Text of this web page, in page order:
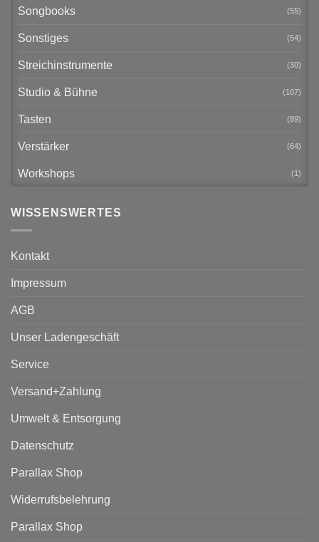
Songbooks (55)
Sonstiges (54)
Streichinstrumente (30)
Studio & Bühne (107)
Tasten (89)
Verstärker (64)
Workshops (1)
WISSENSWERTES
Kontakt
Impressum
AGB
Unser Ladengeschäft
Service
Versand+Zahlung
Umwelt & Entsorgung
Datenschutz
Parallax Shop
Widerrufsbelehrung
Parallax Shop